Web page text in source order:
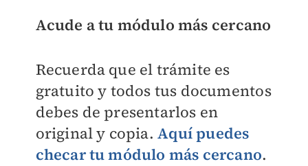
Acude a tu módulo más cercano
Recuerda que el trámite es
gratuito y todos tus documentos
debes de presentarlos en
original y copia.Aquí puedes
checar tu módulo más cercano.